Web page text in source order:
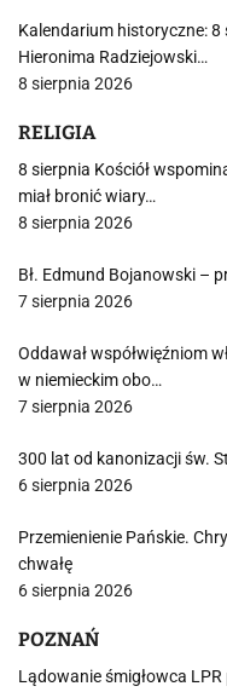
Kalendarium historyczne:
Hieronima Radziejowski…
8 sierpnia 2026
RELIGIA
8 sierpnia Kościół
miał bronić wiary…
8 sierpnia 2026
Bł. Edmund Bojanowski –
7 sierpnia 2026
Oddawał współwięźniom
w niemieckim obo…
7 sierpnia 2026
300 lat od kanonizacji św.
6 sierpnia 2026
Przemienienie Pańskie.
chwałę
6 sierpnia 2026
POZNAŃ
Lądowanie śmigłowca